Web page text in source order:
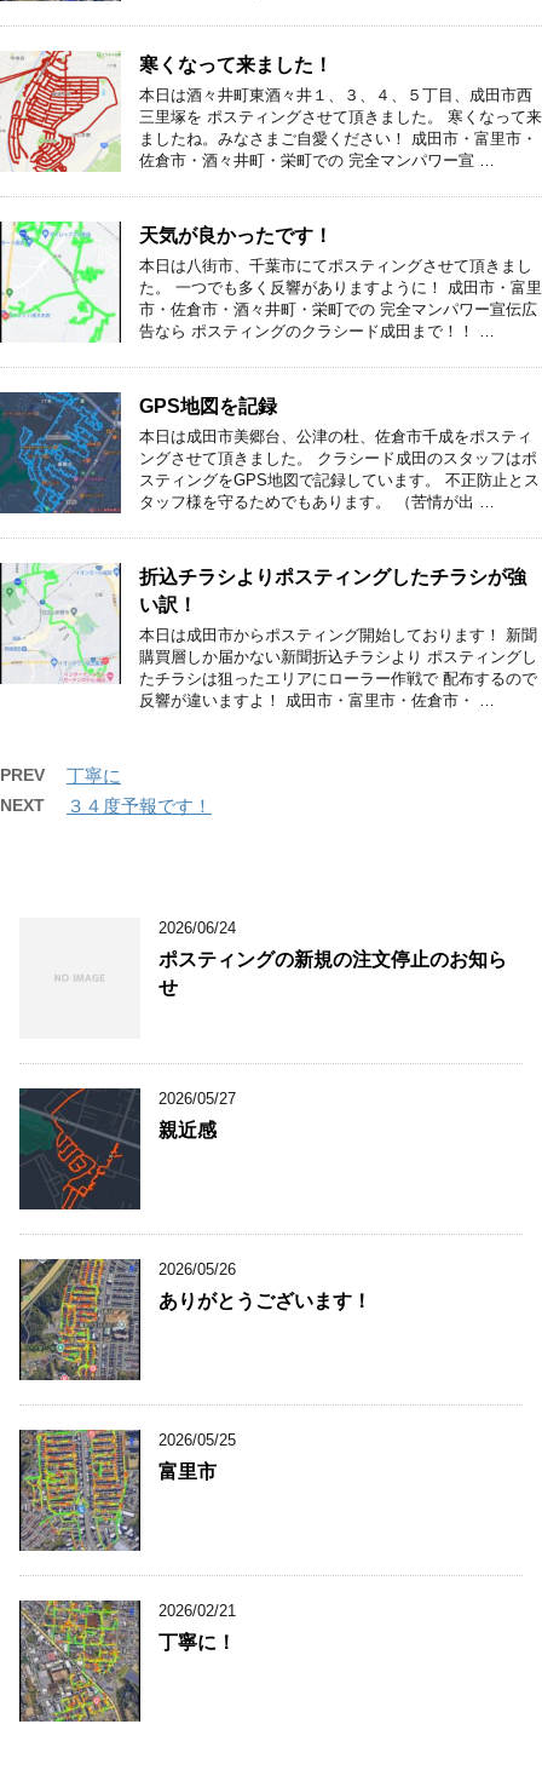
寒くなって来ました！
本日は酒々井町東酒々井１、３、４、５丁目、成田市西
三里塚を ポスティングさせて頂きました。 寒くなって来
ましたね。みなさまご自愛ください！ 成田市・富里市・
佐倉市・酒々井町・栄町での 完全マンパワー宣 …
天気が良かったです！
本日は八街市、千葉市にてポスティングさせて頂きまし
た。 一つでも多く反響がありますように！ 成田市・富里
市・佐倉市・酒々井町・栄町での 完全マンパワー宣伝広
告なら ポスティングのクラシード成田まで！！ …
GPS地図を記録
本日は成田市美郷台、公津の杜、佐倉市千成をポスティ
ングさせて頂きました。 クラシード成田のスタッフはポ
スティングをGPS地図で記録しています。 不正防止とス
タッフ様を守るためでもあります。 （苦情が出 …
折込チラシよりポスティングしたチラシが強
い訳！
本日は成田市からポスティング開始しております！ 新聞
購買層しか届かない新聞折込チラシより ポスティングし
たチラシは狙ったエリアにローラー作戦で 配布するので
反響が違いますよ！ 成田市・富里市・佐倉市・ …
PREV 丁寧に
NEXT ３４度予報です！
2026/06/24
ポスティングの新規の注文停止のお知ら
せ
2026/05/27
親近感
2026/05/26
ありがとうございます！
2026/05/25
富里市
2026/02/21
丁寧に！